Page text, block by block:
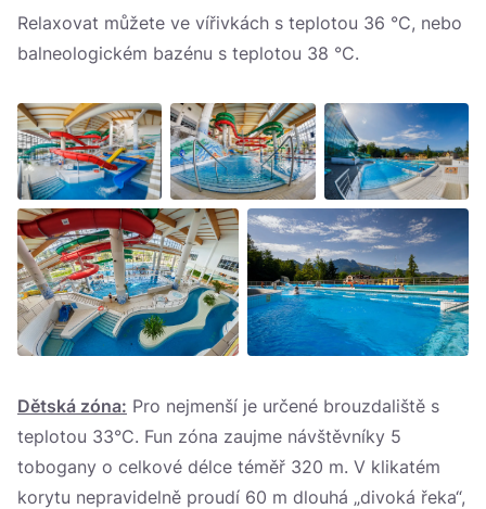
Relaxovat můžete ve vířivkách s teplotou 36 °C, nebo
balneologickém bazénu s teplotou 38 °C.
Dětská zóna: Pro nejmenší je určené brouzdaliště s
teplotou 33°C. Fun zóna zaujme návštěvníky 5
tobogany o celkové délce téměř 320 m. V klikatém
korytu nepravidelně proudí 60 m dlouhá „divoká řeka“,